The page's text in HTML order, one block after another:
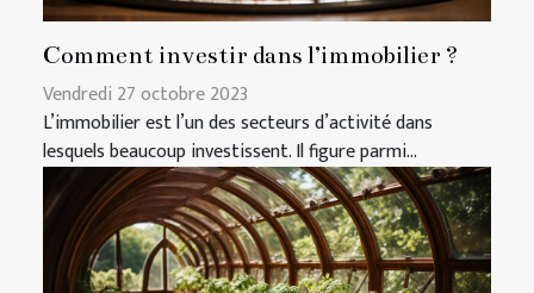
Comment investir dans l’immobilier ?
Vendredi 27 octobre 2023
L’immobilier est l’un des secteurs d’activité dans
lesquels beaucoup investissent. Il figure parmi...